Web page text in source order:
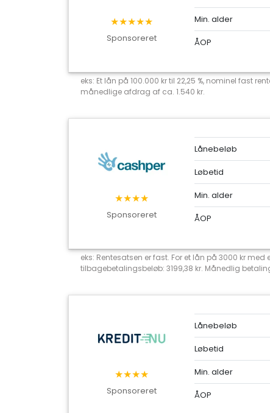
★★★★★
Sponsoreret
Min. alder
ÅOP
eks: Et lån på 100.000 kr til 22,25 %, nominel fast
månedlige afdrag af ca. 1.540 kr.
★★★★
Sponsoreret
Lånebeløb
Løbetid
Min. alder
ÅOP
eks: Rentesatsen er fast. For et lån på 3000 kr
tilbagebetalingsbeløb: 3199,38 kr. Månedlig
★★★★
Sponsoreret
Lånebeløb
Løbetid
Min. alder
ÅOP